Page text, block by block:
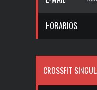
HORARIOS
CROSSFIT